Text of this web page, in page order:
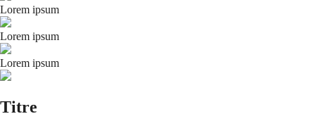
Lorem ipsum
Lorem ipsum
Lorem ipsum
Titre